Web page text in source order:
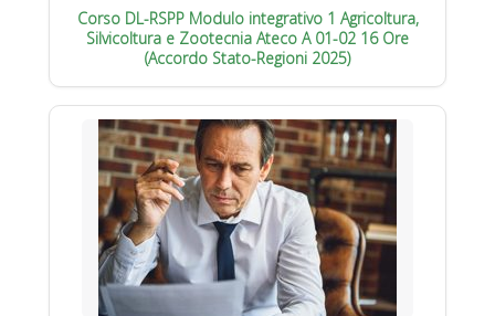
Corso DL-RSPP Modulo integrativo 1 Agricoltura,
Silvicoltura e Zootecnia Ateco A 01-02 16 Ore
(Accordo Stato-Regioni 2025)